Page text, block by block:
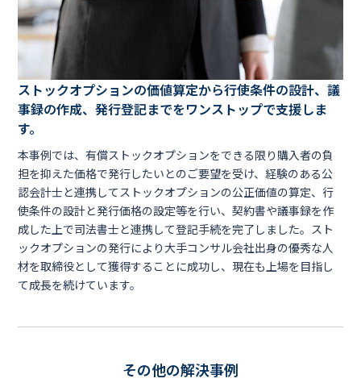
ストックオプションの価値算定から行使条件の設計、議
事録の作成、発行登記までをワンストップで支援しま
す。
本事例では、有償ストックオプションをできる限り購入者の負
担を抑えた価格で発行したいとのご要望を受け、経験のある公
認会計士と連携してストックオプションの公正価値の算定、行
使条件の設計と発行価格の設定等を行い、契約書や議事録を作
成した上で司法書士と連携して登記手続を完了しました。スト
ックオプションの発行により大手コンサル会社出身の優秀な人
材を取締役として獲得することに成功し、現在も上場を目指し
て成長を続けています。
その他の解決事例